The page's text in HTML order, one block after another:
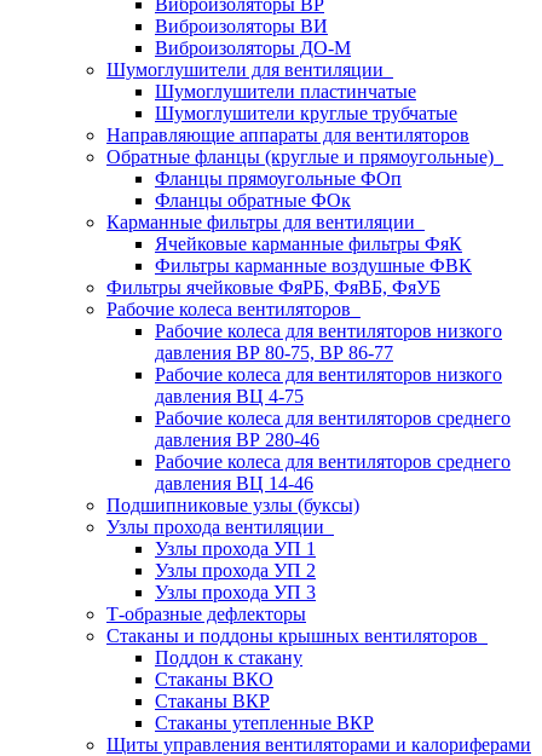
Виброизоляторы ВР
Виброизоляторы ВИ
Виброизоляторы ДО-М
Шумоглушители для вентиляции
Шумоглушители пластинчатые
Шумоглушители круглые трубчатые
Направляющие аппараты для вентиляторов
Обратные фланцы (круглые и прямоугольные)
Фланцы прямоугольные ФОп
Фланцы обратные ФОк
Карманные фильтры для вентиляции
Ячейковые карманные фильтры ФяК
Фильтры карманные воздушные ФВК
Фильтры ячейковые ФяРБ, ФяВБ, ФяУБ
Рабочие колеса вентиляторов
Рабочие колеса для вентиляторов низкого
давления ВР 80-75, ВР 86-77
Рабочие колеса для вентиляторов низкого
давления ВЦ 4-75
Рабочие колеса для вентиляторов среднего
давления ВР 280-46
Рабочие колеса для вентиляторов среднего
давления ВЦ 14-46
Подшипниковые узлы (буксы)
Узлы прохода вентиляции
Узлы прохода УП 1
Узлы прохода УП 2
Узлы прохода УП 3
Т-образные дефлекторы
Стаканы и поддоны крышных вентиляторов
Поддон к стакану
Стаканы ВКО
Стаканы ВКР
Стаканы утепленные ВКР
Щиты управления вентиляторами и калориферами